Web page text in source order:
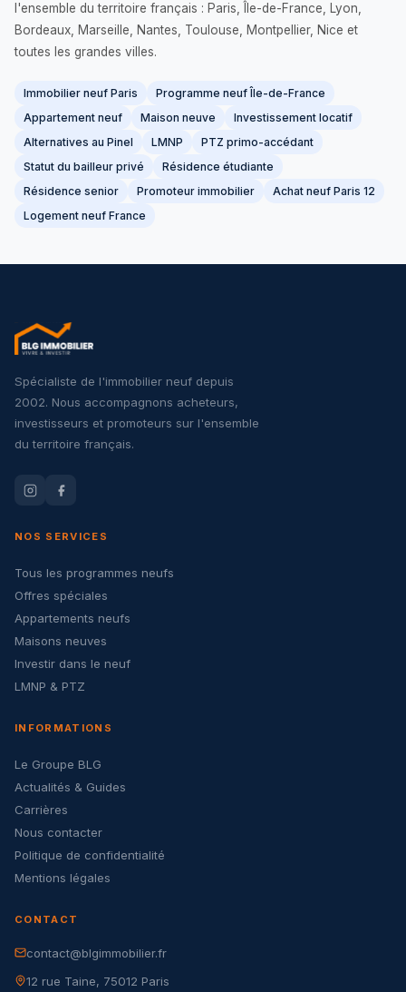
l'ensemble du territoire français : Paris, Île-de-France, Lyon,
Bordeaux, Marseille, Nantes, Toulouse, Montpellier, Nice et
toutes les grandes villes.
Immobilier neuf Paris
Programme neuf Île-de-France
Appartement neuf
Maison neuve
Investissement locatif
Alternatives au Pinel
LMNP
PTZ primo-accédant
Statut du bailleur privé
Résidence étudiante
Résidence senior
Promoteur immobilier
Achat neuf Paris 12
Logement neuf France
Spécialiste de l'immobilier neuf depuis
2002. Nous accompagnons acheteurs,
investisseurs et promoteurs sur l'ensemble
du territoire français.
NOS SERVICES
Tous les programmes neufs
Offres spéciales
Appartements neufs
Maisons neuves
Investir dans le neuf
LMNP & PTZ
INFORMATIONS
Le Groupe BLG
Actualités & Guides
Carrières
Nous contacter
Politique de confidentialité
Mentions légales
CONTACT
contact@blgimmobilier.fr
12 rue Taine, 75012 Paris